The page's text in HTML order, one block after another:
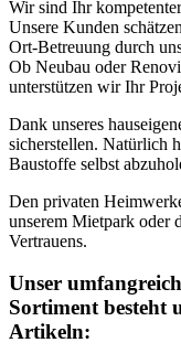
Wir sind Ihr
Unsere Kunden
Ort-Betreuung durch
Ob Neubau oder
unterstützen wir Ihr
Dank unseres
sicherstellen. Natürlich
Baustoffe selbst
Den privaten
unserem Mietpark oder
Vertrauens.
Unser
Sortiment besteht
Artikeln: